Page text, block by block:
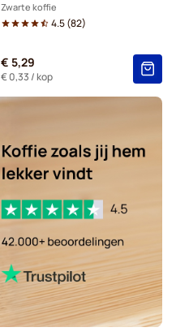
Zwarte koffie
4.5(82)
€ 5,29
€ 0,33 / kop